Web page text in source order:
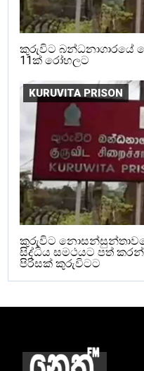
කුරුවිට බන්ධනාගාරයේ
11ක් රෝහලට
KURUVITA PRISON
කුරුවිට
සිද්ධිය සමථයට පත්
පිරිසක් කුරුවිටට